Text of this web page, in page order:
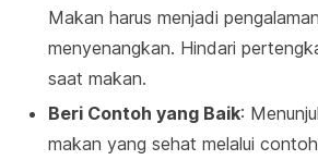
Makan harus menjadi
menyenangkan. Hindari
saat makan.
Beri Contoh yang Baik:
makan yang sehat melalui